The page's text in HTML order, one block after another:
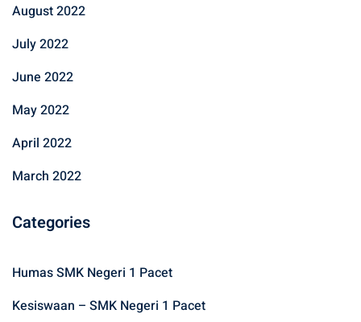
August 2022
July 2022
June 2022
May 2022
April 2022
March 2022
Categories
Humas SMK Negeri 1 Pacet
Kesiswaan – SMK Negeri 1 Pacet